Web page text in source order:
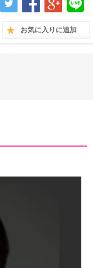
お気に入りに追加